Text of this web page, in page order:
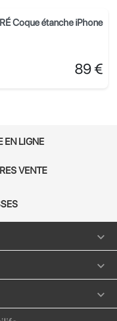
Coque étanche iPhone
Prix
89 €
EN LIGNE
VENTE